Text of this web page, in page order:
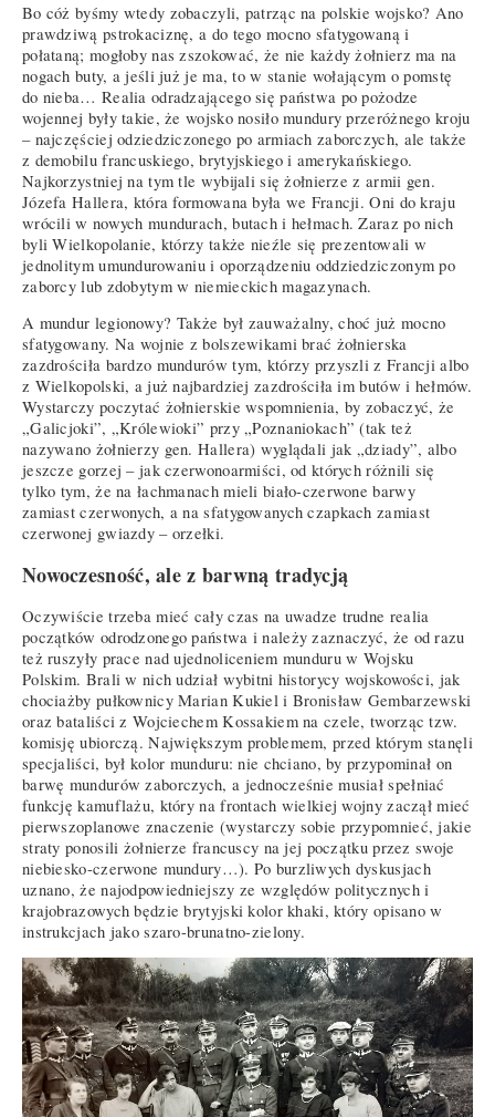
Bo cóż byśmy wtedy zobaczyli, patrząc na polskie wojsko? Ano
prawdziwą pstrokaciznę, a do tego mocno sfatygowaną i
połataną; mogłoby nas zszokować, że nie każdy żołnierz ma na
nogach buty, a jeśli już je ma, to w stanie wołającym o pomstę
do nieba… Realia odradzającego się państwa po pożodze
wojennej były takie, że wojsko nosiło mundury przeróżnego kroju
– najczęściej odziedziczonego po armiach zaborczych, ale także
z demobilu francuskiego, brytyjskiego i amerykańskiego.
Najkorzystniej na tym tle wybijali się żołnierze z armii gen.
Józefa Hallera, która formowana była we Francji. Oni do kraju
wrócili w nowych mundurach, butach i hełmach. Zaraz po nich
byli Wielkopolanie, którzy także nieźle się prezentowali w
jednolitym umundurowaniu i oporządzeniu oddziedziczonym po
zaborcy lub zdobytym w niemieckich magazynach.
A mundur legionowy? Także był zauważalny, choć już mocno
sfatygowany. Na wojnie z bolszewikami brać żołnierska
zazdrościła bardzo mundurów tym, którzy przyszli z Francji albo
z Wielkopolski, a już najbardziej zazdrościła im butów i hełmów.
Wystarczy poczytać żołnierskie wspomnienia, by zobaczyć, że
„Galicjoki”, „Królewioki” przy „Poznaniokach” (tak też
nazywano żołnierzy gen. Hallera) wyglądali jak „dziady”, albo
jeszcze gorzej – jak czerwonoarmiści, od których różnili się
tylko tym, że na łachmanach mieli biało-czerwone barwy
zamiast czerwonych, a na sfatygowanych czapkach zamiast
czerwonej gwiazdy – orzełki.
Nowoczesność, ale z barwną tradycją
Oczywiście trzeba mieć cały czas na uwadze trudne realia
początków odrodzonego państwa i należy zaznaczyć, że od razu
też ruszyły prace nad ujednoliceniem munduru w Wojsku
Polskim. Brali w nich udział wybitni historycy wojskowości, jak
chociażby pułkownicy Marian Kukiel i Bronisław Gembarzewski
oraz bataliści z Wojciechem Kossakiem na czele, tworząc tzw.
komisję ubiorczą. Największym problemem, przed którym stanęli
specjaliści, był kolor munduru: nie chciano, by przypominał on
barwę mundurów zaborczych, a jednocześnie musiał spełniać
funkcję kamuflażu, który na frontach wielkiej wojny zaczął mieć
pierwszoplanowe znaczenie (wystarczy sobie przypomnieć, jakie
straty ponosili żołnierze francuscy na jej początku przez swoje
niebiesko-czerwone mundury…). Po burzliwych dyskusjach
uznano, że najodpowiedniejszy ze względów politycznych i
krajobrazowych będzie brytyjski kolor khaki, który opisano w
instrukcjach jako szaro-brunatno-zielony.